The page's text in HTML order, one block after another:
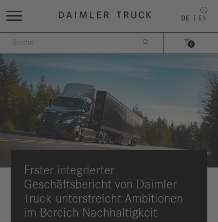
DE EN
 
0
Erster integrierter
Geschäftsbericht von Daimler
Truck unterstreicht Ambitionen
im Bereich Nachhaltigkeit